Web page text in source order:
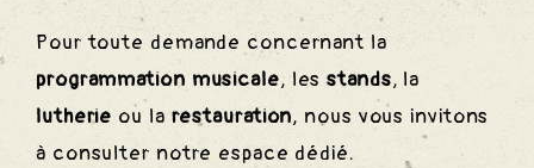
Pour toute demande concernant la
programmation musicale, lesstands, la
lutherie ou la restauration, nous vous invitons
à consulter notre espace dédié.